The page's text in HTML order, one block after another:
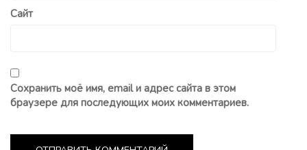
Сайт
Сохранить моё имя, email и адрес сайта в этом
браузере для последующих моих комментариев.